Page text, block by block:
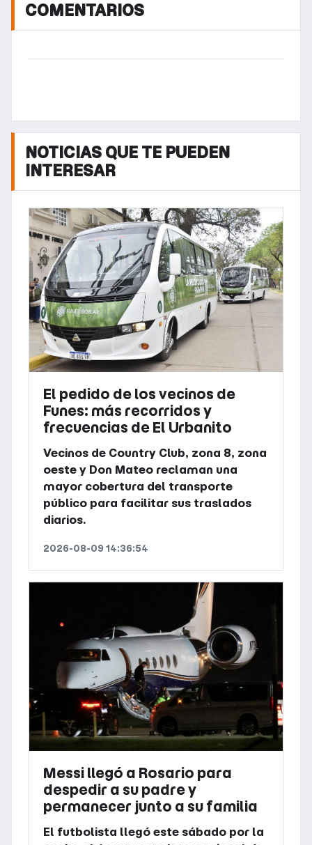
COMENTARIOS
NOTICIAS QUE TE PUEDEN
INTERESAR
El pedido de los vecinos de
Funes: más recorridos y
frecuencias de El Urbanito
Vecinos de Country Club, zona 8, zona
oeste y Don Mateo reclaman una
mayor cobertura del transporte
público para facilitar sus traslados
diarios.
2026-08-09 14:36:54
Messi llegó a Rosario para
despedir a su padre y
permanecer junto a su familia
El futbolista llegó este sábado por la